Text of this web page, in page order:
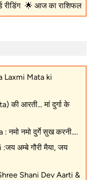
रीडिंग 🌟 आज का राशिफल
Laxmi Mata ki
की आरती… मां दुर्गा के
: नमो नमो दुर्गे सुख करनी….
:जय अम्बे गौरी मैया, जय
Shani Dev Aarti &